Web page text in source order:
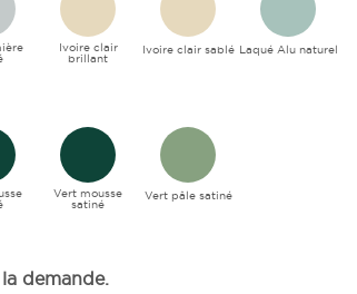
Ivoire clair
brillant
Ivoire clair sablé Laqué Alu naturel
Vert mousse
satiné
Vert pâle satiné
demande.